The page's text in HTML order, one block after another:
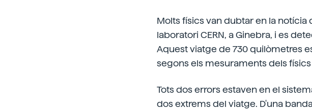
Molts físics van dubtar en la
laboratori CERN, a Ginebra, i es
Aquest viatge de 730 quilòmetres
segons els mesuraments dels físics
Tots dos errors estaven en el
dos extrems del viatge. D'una